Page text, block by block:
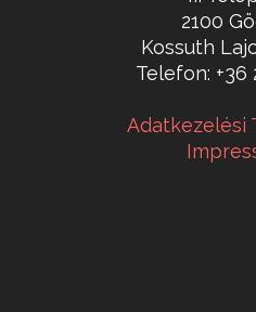
2100
Kossuth
Telefon: +36
Adatkezelési